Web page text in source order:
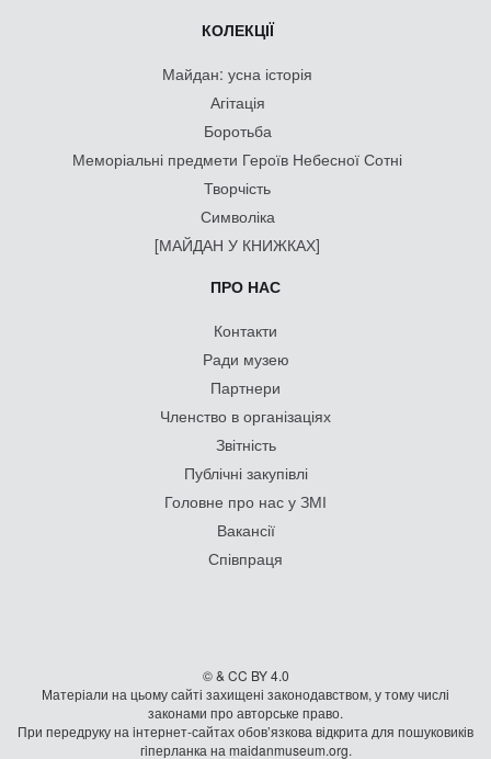
КОЛЕКЦІЇ
Майдан: усна історія
Агітація
Боротьба
Меморіальні предмети Героїв Небесної Сотні
Творчість
Символіка
[МАЙДАН У КНИЖКАХ]
ПРО НАС
Контакти
Ради музею
Партнери
Членство в організаціях
Звітність
Публічні закупівлі
Головне про нас у ЗМІ
Вакансії
Співпраця
© & CC BY 4.0
Матеріали на цьому сайті захищені законодавством, у тому числі
законами про авторське право.
При передруку на iнтернет-сайтах обов’язкова відкрита для пошуковиків
гiперланка на maidanmuseum.org.